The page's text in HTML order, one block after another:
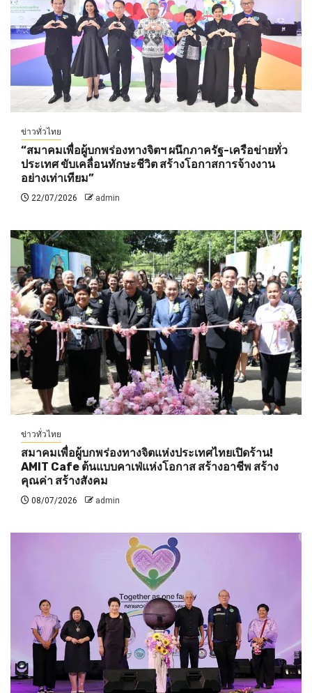
ข่าวทั่วไทย
“สมาคมเพื่อผู้บกพร่องทางจิตฯ ผนึกภาครัฐ-เครือข่ายทั่ว
ประเทศ ขับเคลื่อนทักษะชีวิต สร้างโอกาสการจ้างงาน
อย่างเท่าเทียม”
22/07/2026 admin
ข่าวทั่วไทย
สมาคมเพื่อผู้บกพร่องทางจิตแห่งประเทศไทยเปิดร้าน!
AMIT Cafe ต้นแบบคาเฟ่แห่งโอกาส สร้างอาชีพ สร้าง
คุณค่า สร้างสังคม
08/07/2026 admin